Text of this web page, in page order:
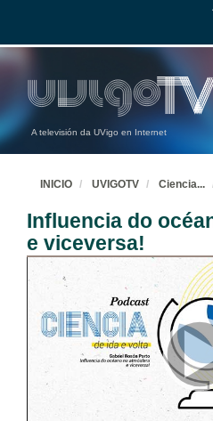
A televisión da UVigo en Internet
INICIO UVIGOTV Ciencia...
Influencia do
e viceversa!